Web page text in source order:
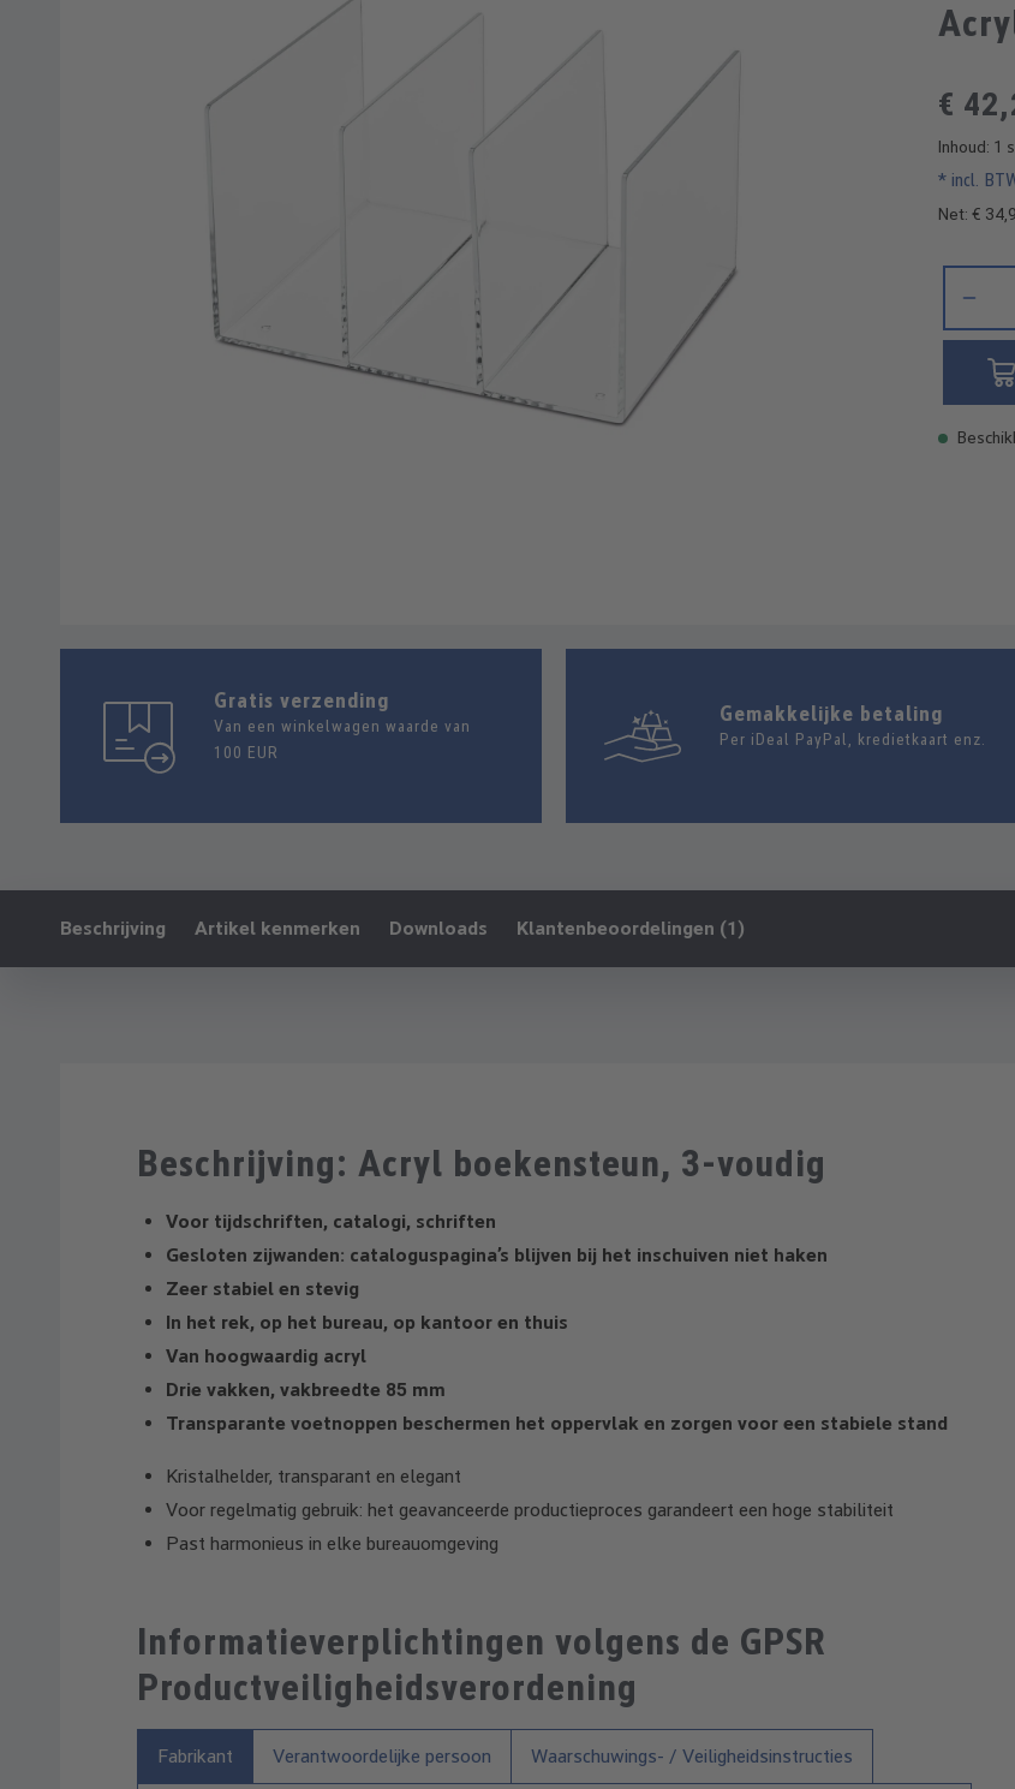
€
Inhoud: 1
* incl.
Net: €
Gratis verzending
Van een winkelwagen waarde van
100 EUR
Gemakkelijke betaling
Per iDeal PayPal, kredietkaart enz.
Ankerlink:
Beschrijving Artikel kenmerken Downloads Klantenbeoordelingen (1)
Beschrijving: Acryl boekensteun, 3-voudig
Voor tijdschriften, catalogi, schriften
Gesloten zijwanden: cataloguspagina’s blijven bij het inschuiven niet haken
Zeer stabiel en stevig
In het rek, op het bureau, op kantoor en thuis
Van hoogwaardig acryl
Drie vakken, vakbreedte 85 mm
Transparante voetnoppen beschermen het oppervlak en zorgen voor een stabiele stand
Kristalhelder, transparant en elegant
Voor regelmatig gebruik: het geavanceerde productieproces garandeert een hoge stabiliteit
Past harmonieus in elke bureauomgeving
Informatieverplichtingen volgens de GPSR
Productveiligheidsverordening
Fabrikant Verantwoordelijke persoon Waarschuwings- / Veiligheidsinstructies